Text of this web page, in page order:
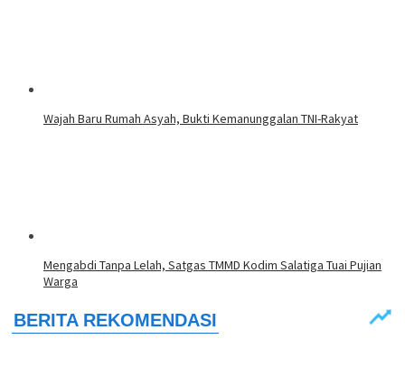
Wajah Baru Rumah Asyah, Bukti Kemanunggalan TNI-Rakyat
Mengabdi Tanpa Lelah, Satgas TMMD Kodim Salatiga Tuai Pujian
Warga